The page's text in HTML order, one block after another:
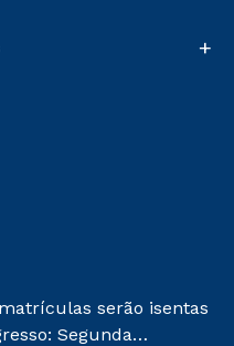
+
serão isentas
Segunda